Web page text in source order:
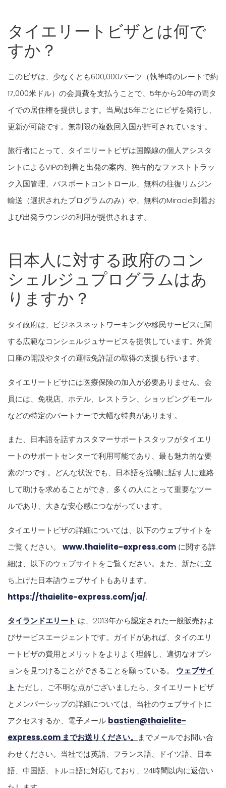
タイエリートビザとは何で
すか？
このビザは、少なくとも600,000バーツ（執筆時のレートで約
17,000米ドル）の会員費を支払うことで、5年から20年の間タ
イでの居住権を提供します。当局は5年ごとにビザを発行し、
更新が可能です。無制限の複数回入国が許可されています。
旅行者にとって、タイエリートビザは国際線の個人アシスタ
ントによるVIPの到着と出発の案内、独占的なファストトラッ
ク入国管理、パスポートコントロール、無料の往復リムジン
輸送（選択されたプログラムのみ）や、無料のMiracle到着お
よび出発ラウンジの利用が提供されます。
日本人に対する政府のコン
シェルジュプログラムはあ
りますか？
タイ政府は、ビジネスネットワーキングや移民サービスに関
する広範なコンシェルジュサービスを提供しています。外貨
口座の開設やタイの運転免許証の取得の支援も行います。
タイエリートビサには医療保険の加入が必要ありません。会
員には、免税店、ホテル、レストラン、ショッピングモール
などの特定のパートナーで大幅な特典があります。
また、日本語を話すカスタマーサポートスタッフがタイエリ
ートのサポートセンターで利用可能であり、最も魅力的な要
素の1つです。どんな状況でも、日本語を流暢に話す人に連絡
して助けを求めることができ、多くの人にとって重要なツー
ルであり、大きな安心感につながっています。
タイエリートビザの詳細については、以下のウェブサイトを
ご覧ください。 www.thaielite-express.com に関する詳
細は、以下のウェブサイトをご覧ください。また、新たに立
ち上げた日本語ウェブサイトもあります。
https://thaielite-express.com/ja/.
タイランドエリート は、2013年から認定された一般販売およ
びサービスエージェントです。ガイドがあれば、タイのエリ
ートビザの費用とメリットをよりよく理解し、適切なオプシ
ョンを見つけることができることを願っている。 ウェブサイ
ト ただし、ご不明な点がございましたら、タイエリートビザ
とメンバーシップの詳細については、当社のウェブサイトに
アクセスするか、電子メール bastien@thaielite-
express.com までお送りください。 までメールでお問い合
わせください。当社では英語、フランス語、ドイツ語、日本
語、中国語、トルコ語に対応しており、24時間以内に返信い